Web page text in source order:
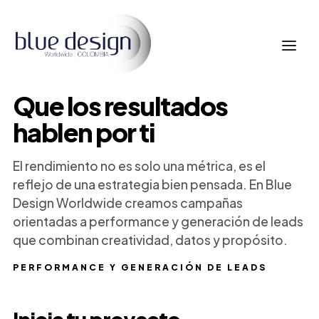
PERFORMANCE Y GENERACIÓN DE LEADS
Que los resultados
hablen por ti
El rendimiento no es solo una métrica, es el
reflejo de una estrategia bien pensada. En Blue
Design Worldwide creamos campañas
orientadas a performance y generación de leads
que combinan creatividad, datos y propósito.